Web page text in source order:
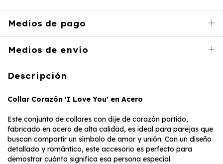
Medios de pago
Medios de envío
Descripción
Collar Corazón 'I Love You' en Acero
Este conjunto de collares con dije de corazón partido,
fabricado en acero de alta calidad, es ideal para parejas que
buscan compartir un símbolo de amor y unión. Con un diseño
detallado y romántico, este accesorio es perfecto para
demostrar cuánto significa esa persona especial.